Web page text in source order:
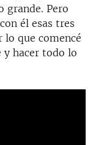
grande. Pero
él esas tres
que comencé
y hacer todo lo